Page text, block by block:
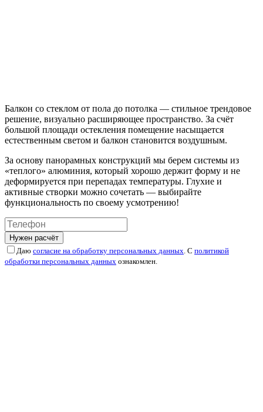
Балкон со стеклом от пола до потолка — стильное трендовое
решение, визуально расширяющее пространство. За счёт
большой площади остекления помещение насыщается
естественным светом и балкон становится воздушным.
За основу панорамных конструкций мы берем системы из
«теплого» алюминия, который хорошо держит форму и не
деформируется при перепадах температуры. Глухие и
активные створки можно сочетать — выбирайте
функциональность по своему усмотрению!
Нужен расчёт
Даю согласие на обработку персональных данных. С политикой
обработки персональных данных ознакомлен.